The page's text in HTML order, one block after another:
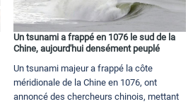
Un tsunami a frappé en 1076 le sud de la
Chine, aujourd'hui densément peuplé
Un tsunami majeur a frappé la côte
méridionale de la Chine en 1076, ont
annoncé des chercheurs chinois, mettant